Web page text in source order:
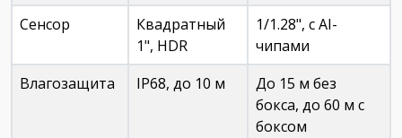
Сенсор
Квадратный
1", HDR
1/1.28", с AI-
чипами
Влагозащита
IP68, до 10 м
До 15 м без
бокса, до 60 м с
боксом